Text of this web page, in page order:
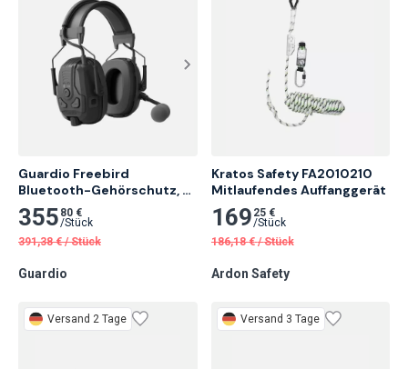
Guardio Freebird
Bluetooth-Gehörschutz,
Schwarz
355 80 €
/Stück
391,38 € /Stück
Guardio
Kratos Safety FA2010210
Mitlaufendes Auffanggerät
169 25 €
/Stück
186,18 € /Stück
Ardon Safety
Versand 2 Tage Versand 3 Tage